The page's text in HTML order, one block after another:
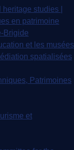
studies |
en patrimoine
Brigide
et les musées
spatialisées
Patrimoines
et